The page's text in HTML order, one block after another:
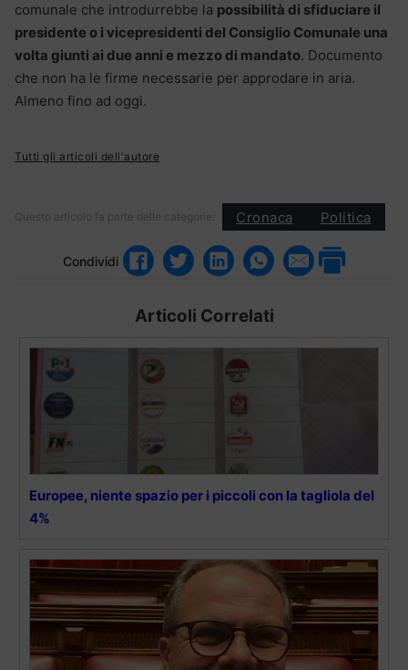
comunale che introdurrebbe la possibilità di sfiduciare il
presidente o i vicepresidenti del Consiglio Comunale una
volta giunti ai due anni e mezzo di mandato. Documento
che non ha le firme necessarie per approdare in aria.
Almeno fino ad oggi.
Tutti gli articoli dell'autore
Questo articolo fa parte delle categorie: Cronaca Politica
Condividi
Articoli Correlati
Europee, niente spazio per i piccoli con la tagliola del
4%